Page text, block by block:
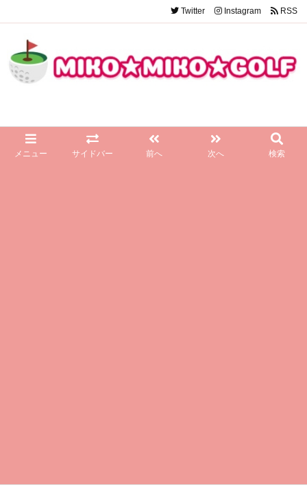
メニュー サイドバー 前へ 次へ 検索
Twitter Instagram RSS